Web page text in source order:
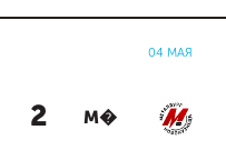
04 МАЯ
2 М�